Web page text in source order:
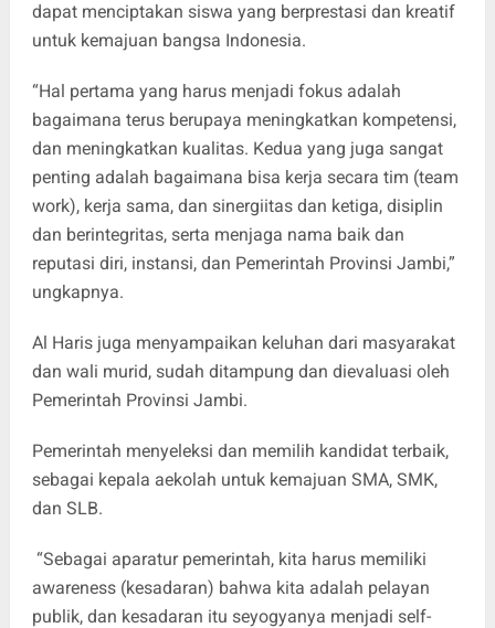
dapat menciptakan siswa yang berprestasi dan kreatif
untuk kemajuan bangsa Indonesia.
“Hal pertama yang harus menjadi fokus adalah
bagaimana terus berupaya meningkatkan kompetensi,
dan meningkatkan kualitas. Kedua yang juga sangat
penting adalah bagaimana bisa kerja secara tim (team
work), kerja sama, dan sinergiitas dan ketiga, disiplin
dan berintegritas, serta menjaga nama baik dan
reputasi diri, instansi, dan Pemerintah Provinsi Jambi,”
ungkapnya.
Al Haris juga menyampaikan keluhan dari masyarakat
dan wali murid, sudah ditampung dan dievaluasi oleh
Pemerintah Provinsi Jambi.
Pemerintah menyeleksi dan memilih kandidat terbaik,
sebagai kepala aekolah untuk kemajuan SMA, SMK,
dan SLB.
“Sebagai aparatur pemerintah, kita harus memiliki
awareness (kesadaran) bahwa kita adalah pelayan
publik, dan kesadaran itu seyogyanya menjadi self-